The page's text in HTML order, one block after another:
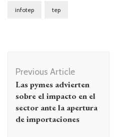
infotep tep
de
entradas
Previous Article
Las pymes advierten
sobre el impacto en el
sector ante la apertura
de importaciones